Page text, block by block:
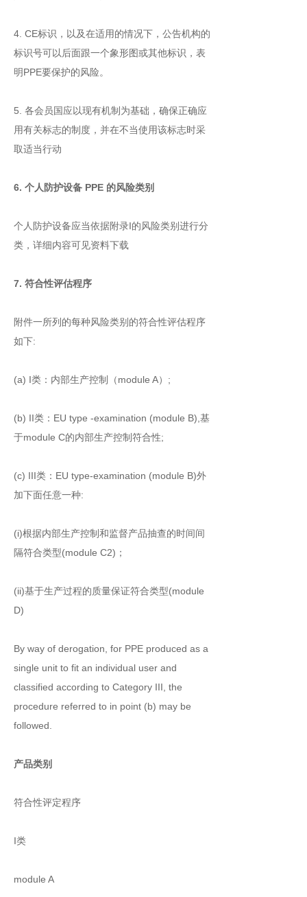
4. CE标识，以及在适用的情况下，公告机构的
标识号可以后面跟一个象形图或其他标识，表
明PPE要保护的风险。
5. 各会员国应以现有机制为基础，确保正确应
用有关标志的制度，并在不当使用该标志时采
取适当行动
6. 个人防护设备 PPE 的风险类别
个人防护设备应当依据附录I的风险类别进行分
类，详细内容可见资料下载
7. 符合性评估程序
附件一所列的每种风险类别的符合性评估程序
如下:
(a) I类：内部生产控制（module A）;
(b) II类：EU type -examination (module B),基
于module C的内部生产控制符合性;
(c) III类：EU type-examination (module B)外
加下面任意一种:
(i)根据内部生产控制和监督产品抽查的时间间
隔符合类型(module C2)；
(ii)基于生产过程的质量保证符合类型(module
D)
By way of derogation, for PPE produced as a
single unit to fit an individual user and
classified according to Category III, the
procedure referred to in point (b) may be
followed.
产品类别
符合性评定程序
I类
module A